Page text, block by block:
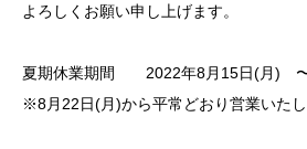
よろしくお願い申し上げます。
夏期休業期間 2022年8月15日(月)
※8月22日(月)から平常どおり営業いたし